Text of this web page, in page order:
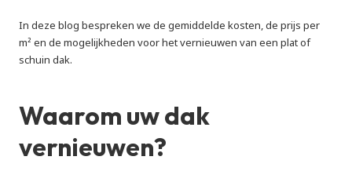
In deze blog bespreken we de gemiddelde kosten, de prijs per
m² en de mogelijkheden voor het vernieuwen van een plat of
schuin dak.
Waarom uw dak
vernieuwen?